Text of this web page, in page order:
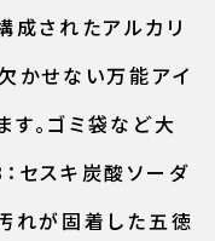
成されたアルカリ
かせない万能アイ
。ゴミ袋など大
セスキ炭酸ソーダ
れが固着した五徳